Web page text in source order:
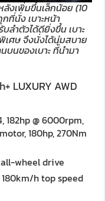
งเพิ่มขึ้นเล็กน้อย (10
ที่นั่ง เบาะหน้า
ลำตัวได้ดียิ่งขึ้น เบาะ
เศษ จึงนั่งได้นุ่มสบาย
นของเบาะ ที่นำมา
LUXURY AWD
@ 6000rpm,
180hp, 270Nm
wheel drive
h top speed